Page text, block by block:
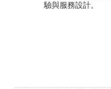
驗與服務設計。